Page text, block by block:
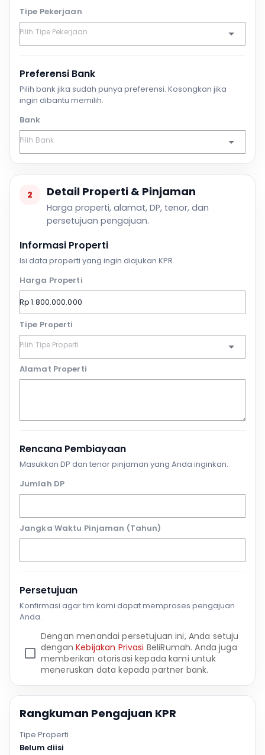
Tipe Pekerjaan
Preferensi Bank
Pilih bank jika sudah punya preferensi. Kosongkan jika
ingin dibantu memilih.
Bank
2 Detail Properti & Pinjaman
Harga properti, alamat, DP, tenor, dan
persetujuan pengajuan.
Informasi Properti
Isi data properti yang ingin diajukan KPR.
Harga Properti
Tipe Properti
Alamat Properti
Rencana Pembiayaan
Masukkan DP dan tenor pinjaman yang Anda inginkan.
Jumlah DP
Jangka Waktu Pinjaman (Tahun)
Persetujuan
Konfirmasi agar tim kami dapat memproses pengajuan
Anda.
Dengan menandai persetujuan ini, Anda setuju
denganKebijakan Privasi BeliRumah. Anda juga
memberikan otorisasi kepada kami untuk
meneruskan data kepada partner bank.
Rangkuman Pengajuan KPR
Tipe Properti
Belum diisi